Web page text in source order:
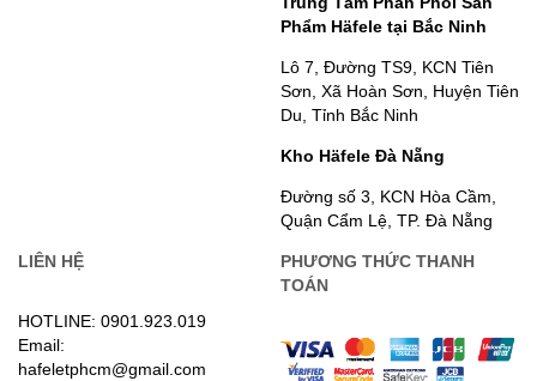
Phẩm Häfele tại Bắc Ninh
Lô 7, Đường TS9, KCN Tiên
Sơn, Xã Hoàn Sơn, Huyện Tiên
Du, Tỉnh Bắc Ninh
Kho Häfele Đà Nẵng
Đường số 3, KCN Hòa Cầm,
Quận Cẩm Lệ, TP. Đà Nẵng
LIÊN HỆ
HOTLINE: 0901.923.019
Email:
hafeletphcm@gmail.com
PHƯƠNG THỨC THANH
TOÁN